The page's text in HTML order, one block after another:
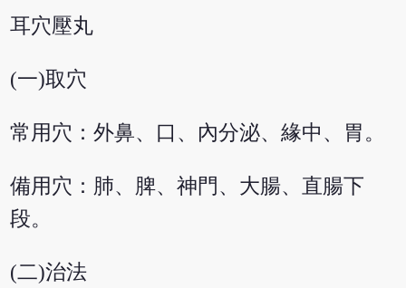
耳穴壓丸
(一)取穴
常用穴：外鼻、口、內分泌、緣中、胃。
備用穴：肺、脾、神門、大腸、直腸下
段。
(二)治法